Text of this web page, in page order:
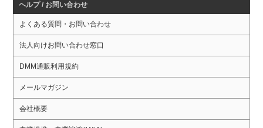
ヘルプ / お問い合わせ
よくある質問・お問い合わせ
法人向けお問い合わせ窓口
DMM通販利用規約
メールマガジン
会社概要